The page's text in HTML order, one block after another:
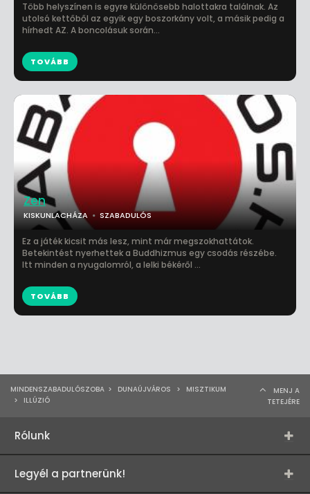
Több helyszínen is egyre különösebb halottakra találnak. Az
utolsó kettőből az egyik egy boszorkány volt, a másik pedig a
hírhedt AZ. A boncolásuk során...
TOVÁBB
Zen
KISKUNLACHÁZA SZABADULÓS
Ez a játék kicsit más lesz, mint már megszokhattátok.
Betekintést nyerhettek a Buddhizmus egy csodás részébe.
Itt minden a nyugalomról, a lelki békéről ...
TOVÁBB
MINDENSZABADULÓSZOBA > DUNAÚJVÁROS >
MISZTIKUM
>
ILLÚZIÓ
MENJ A
TETEJÉRE
Rólunk
Legyél a partnerünk!